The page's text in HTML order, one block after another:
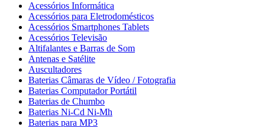
Acessórios Informática
Acessórios para Eletrodomésticos
Acessórios Smartphones Tablets
Acessórios Televisão
Altifalantes e Barras de Som
Antenas e Satélite
Auscultadores
Baterias Câmaras de Vídeo / Fotografia
Baterias Computador Portátil
Baterias de Chumbo
Baterias Ni-Cd Ni-Mh
Baterias para MP3